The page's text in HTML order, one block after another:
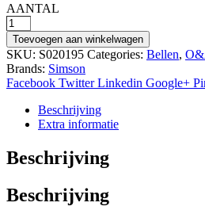
AANTAL
Simson
bel
Ding
Dong
L
zw
aantal
Toevoegen aan winkelwagen
SKU: S020195 Categories: Bellen,
Brands: Simson
Facebook Twitter Linkedin Google+
Beschrijving
Extra informatie
Beschrijving
Beschrijving